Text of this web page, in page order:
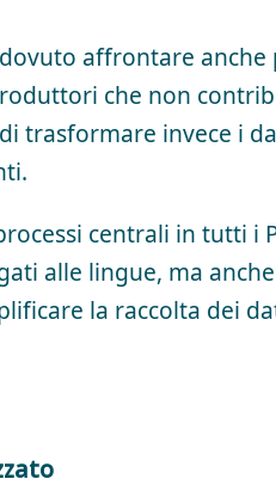
affrontare
che non
trasformare invece i
centrali in tutti i
alle lingue, ma
la raccolta dei